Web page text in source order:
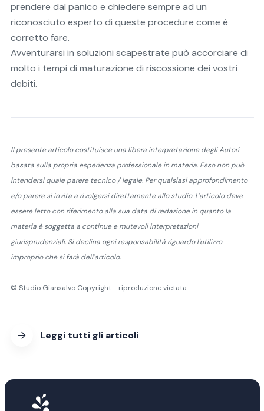
prendere dal panico e chiedere sempre ad un
riconosciuto esperto di queste procedure come è
corretto fare.
Avventurarsi in soluzioni scapestrate può accorciare di
molto i tempi di maturazione di riscossione dei vostri
debiti.
Il presente articolo costituisce una libera interpretazione degli Autori
basata sulla propria esperienza professionale in materia. Esso non può
intendersi quale parere tecnico / legale. Per qualsiasi approfondimento
e/o parere si invita a rivolgersi direttamente allo studio. L'articolo deve
essere letto con riferimento alla sua data di redazione in quanto la
materia è soggetta a continue e mutevoli interpretazioni
giurisprudenziali. Si declina ogni responsabilità riguardo l'utilizzo
improprio che si farà dell'articolo.
© Studio Giansalvo Copyright - riproduzione vietata.
Leggi tutti gli articoli